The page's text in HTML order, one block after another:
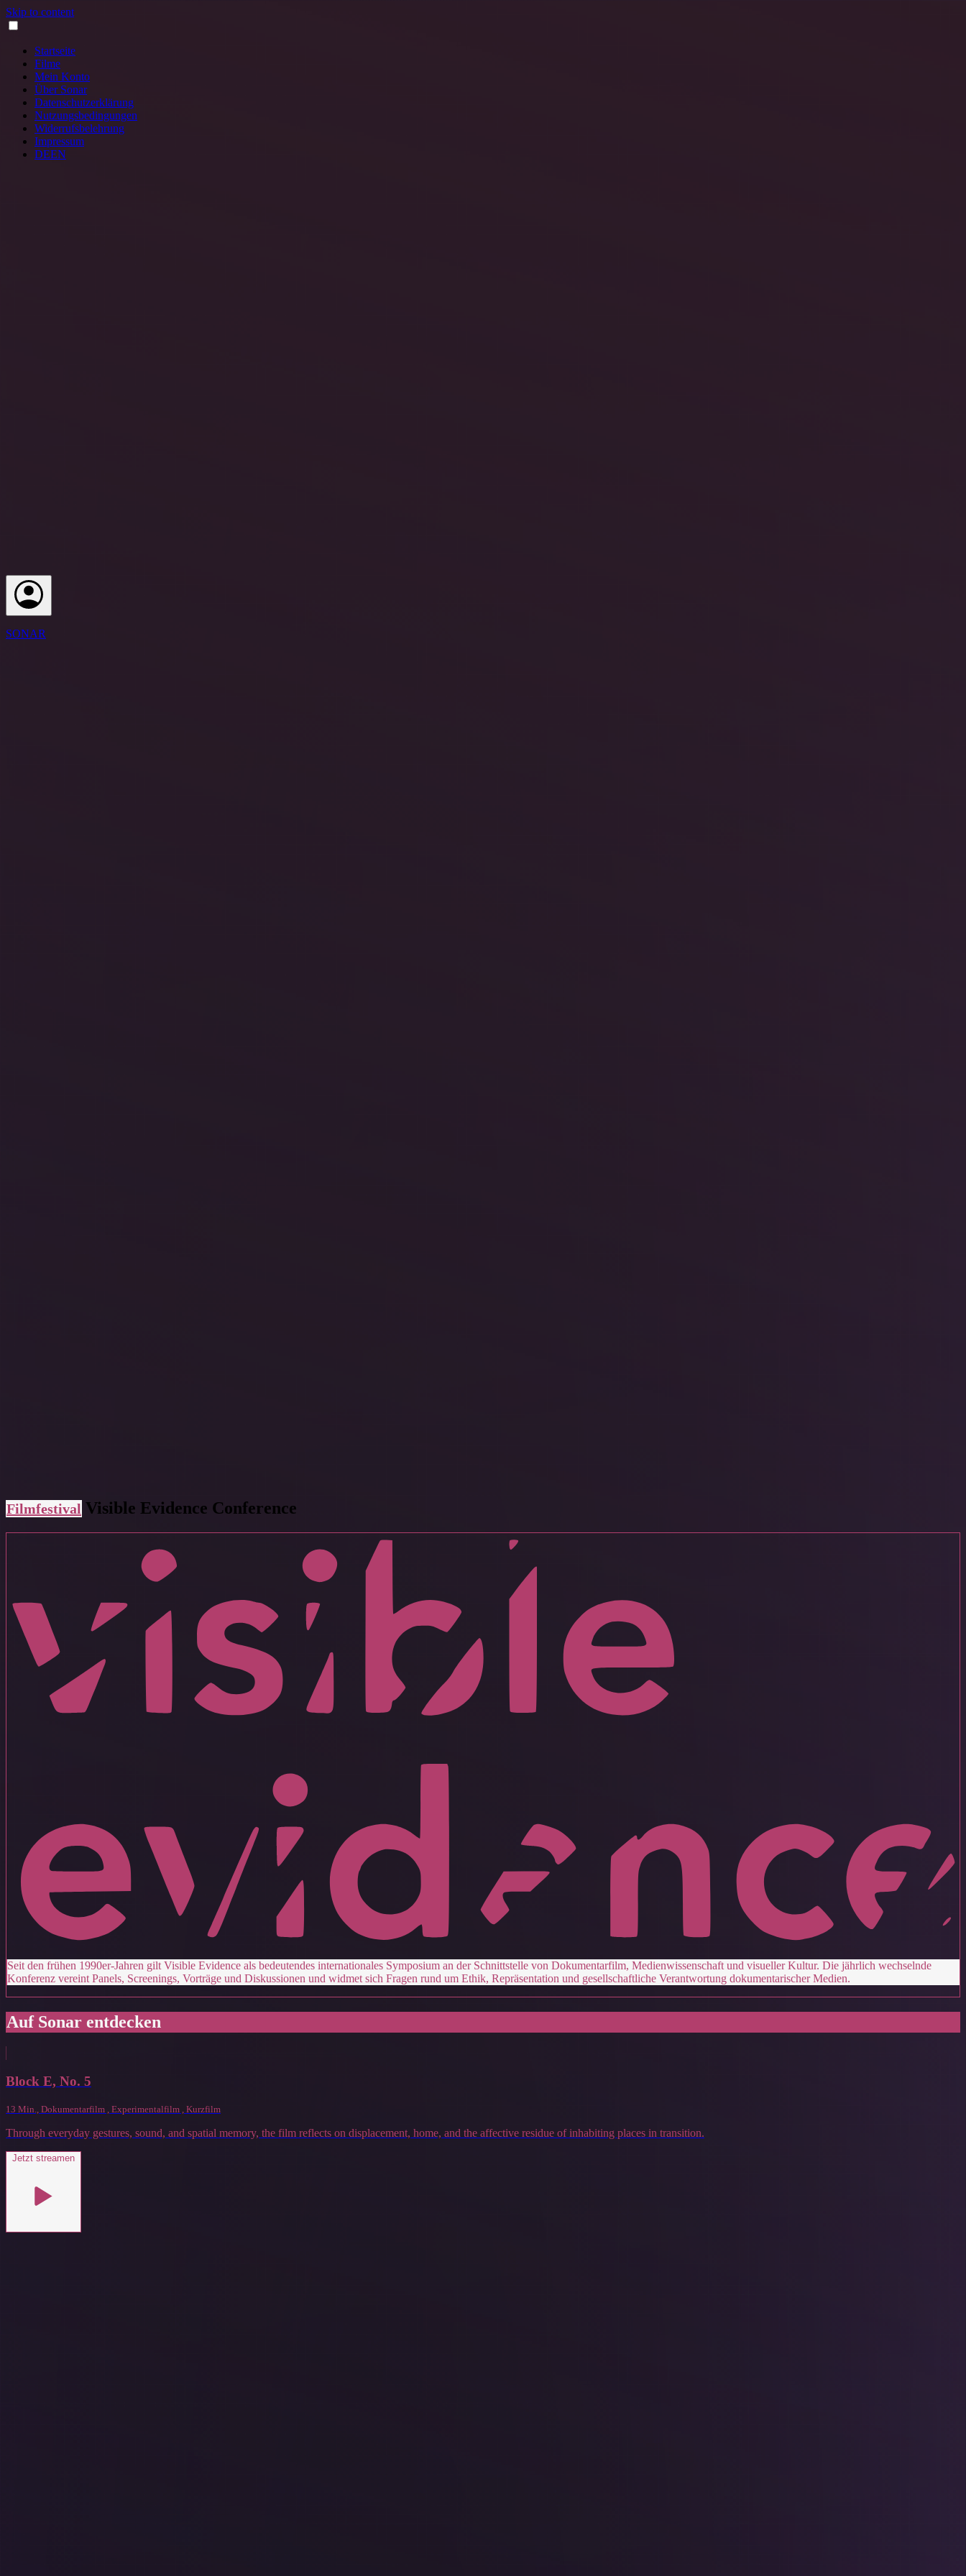
Skip to content
Startseite
Filme
Mein Konto
Über Sonar
Datenschutzerklärung
Nutzungsbedingungen
Widerrufsbelehrung
Impressum
DEEN
SONAR
Filmfestival Visible Evidence Conference
Seit den frühen 1990er-Jahren gilt Visible Evidence als bedeutendes internationales Symposium an der Schnittstelle von Dokumentarfilm, Medienwissenschaft und visueller Kultur. Die jährlich wechselnde
Konferenz vereint Panels, Screenings, Vorträge und Diskussionen und widmet sich Fragen rund um Ethik, Repräsentation und gesellschaftliche Verantwortung dokumentarischer Medien.
Auf Sonar entdecken
Block E, No. 5
13 Min., Dokumentarfilm , Experimentalfilm , Kurzfilm
Through everyday gestures, sound, and spatial memory, the film reflects on displacement, home, and the affective residue of inhabiting places in transition.
Jetzt streamen